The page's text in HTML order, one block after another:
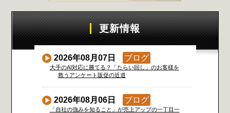
更新情報
2026年08月07日 ブログ
大手のAI対応に勝てる？「たらい回し」のお客様を
救うアンケート販促の近道
2026年08月06日 ブログ
「自社の強みを知ること」が売上アップの一丁目一